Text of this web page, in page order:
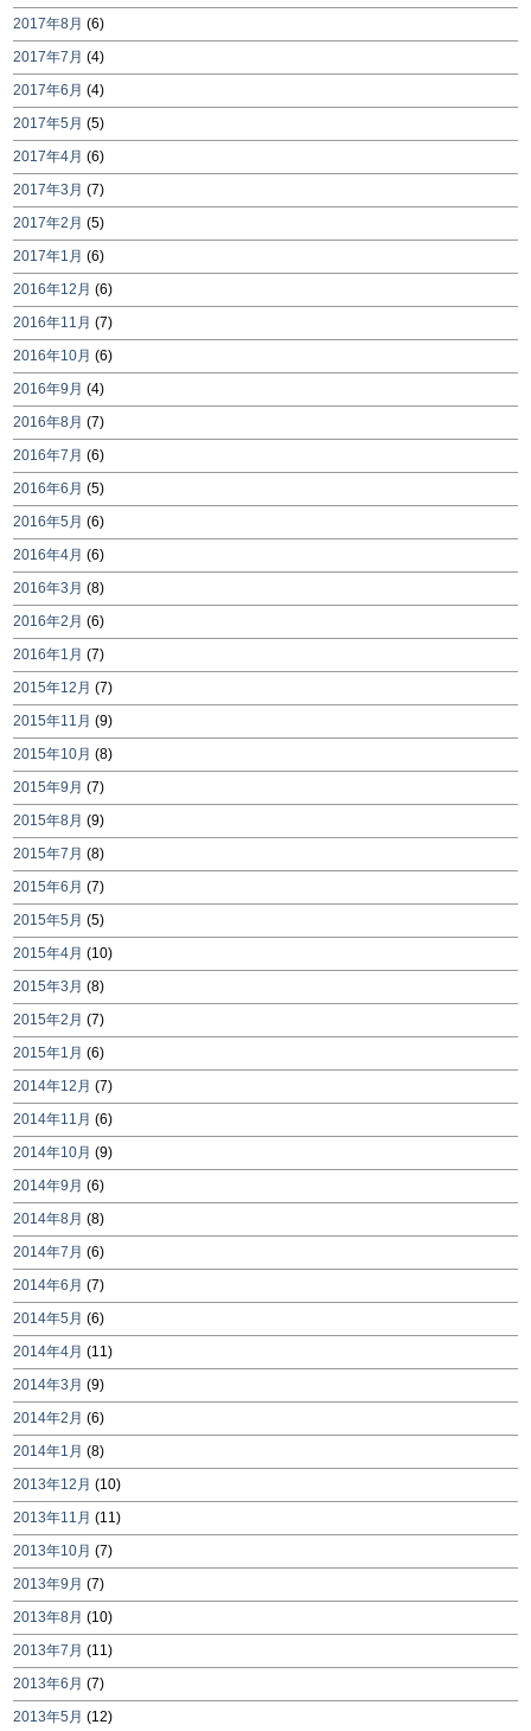
2017年8月 (6)
2017年7月 (4)
2017年6月 (4)
2017年5月 (5)
2017年4月 (6)
2017年3月 (7)
2017年2月 (5)
2017年1月 (6)
2016年12月 (6)
2016年11月 (7)
2016年10月 (6)
2016年9月 (4)
2016年8月 (7)
2016年7月 (6)
2016年6月 (5)
2016年5月 (6)
2016年4月 (6)
2016年3月 (8)
2016年2月 (6)
2016年1月 (7)
2015年12月 (7)
2015年11月 (9)
2015年10月 (8)
2015年9月 (7)
2015年8月 (9)
2015年7月 (8)
2015年6月 (7)
2015年5月 (5)
2015年4月 (10)
2015年3月 (8)
2015年2月 (7)
2015年1月 (6)
2014年12月 (7)
2014年11月 (6)
2014年10月 (9)
2014年9月 (6)
2014年8月 (8)
2014年7月 (6)
2014年6月 (7)
2014年5月 (6)
2014年4月 (11)
2014年3月 (9)
2014年2月 (6)
2014年1月 (8)
2013年12月 (10)
2013年11月 (11)
2013年10月 (7)
2013年9月 (7)
2013年8月 (10)
2013年7月 (11)
2013年6月 (7)
2013年5月 (12)